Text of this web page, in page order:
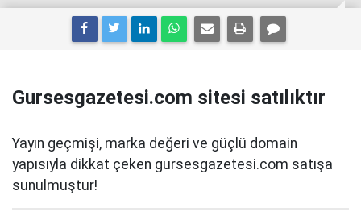
Gursesgazetesi.com sitesi satılıktır
Yayın geçmişi, marka değeri ve güçlü domain
yapısıyla dikkat çeken gursesgazetesi.com satışa
sunulmuştur!